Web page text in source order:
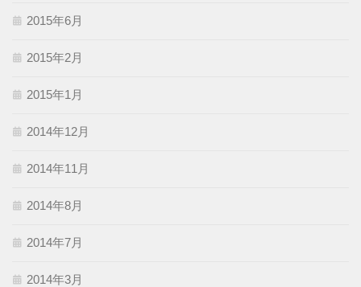
2015年6月
2015年2月
2015年1月
2014年12月
2014年11月
2014年8月
2014年7月
2014年3月